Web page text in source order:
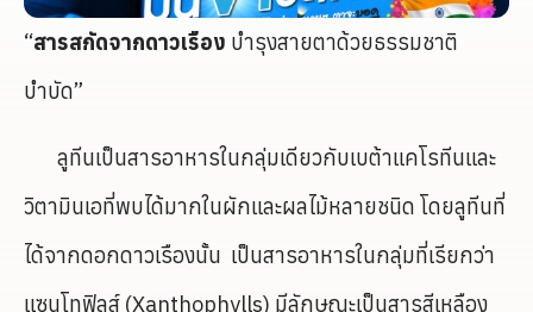
“สารสกัดจากดาวเรือง บำรุงสายตาด้วยธรรมชาติ
บำบัด”
ลูทีนเป็นสารอาหารในกลุ่มเดียวกับเบต้าแคโรทีนและ
วิตามินเอที่พบได้มากในผักและผลไม้หลายชนิด โดยลูทีนที่
ได้จากดอกดาวเรืองนั้น เป็นสารอาหารในกลุ่มที่เรียกว่า
แซนโทฟิลส์ (Xanthophylls) มีลักษณะเป็นสารสีเหลือง